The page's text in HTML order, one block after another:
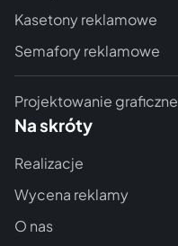
Kasetony reklamowe
Semafory reklamowe
Projektowanie graficzne
Na skróty
Realizacje
Wycena reklamy
O nas